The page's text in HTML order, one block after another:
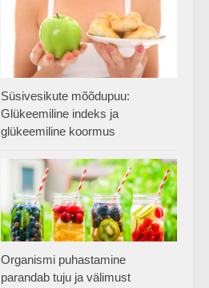
Süsivesikute mõõdupuu:
Glükeemiline indeks ja
glükeemiline koormus
Organismi puhastamine
parandab tuju ja välimust